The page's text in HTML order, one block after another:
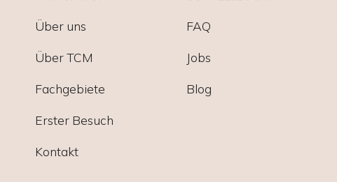
Über uns
Über TCM
Fachgebiete
Erster Besuch
Kontakt
FAQ
Jobs
Blog